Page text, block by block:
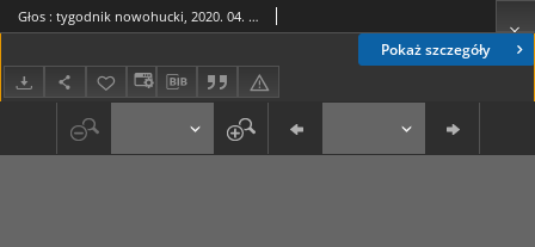
Pokaż szczegóły
Głos : tygodnik nowohucki, 2020. 04. 10, nr 15